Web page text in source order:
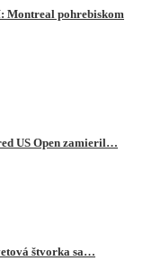
Montreal pohrebiskom
US Open zamieril…
štvorka sa…